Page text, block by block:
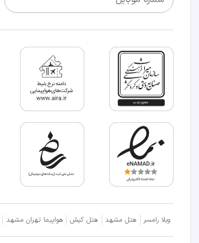
ویلا رامسر هتل مشهد هتل کیش هواپیما تهران مشهد